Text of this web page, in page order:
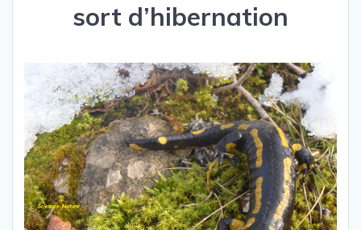
sort d’hibernation